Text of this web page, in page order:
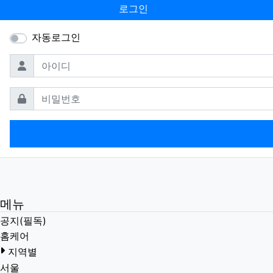
로그인
자동로그인
아이디
필수
비밀번호필수
메뉴
공지(필독)
홈케어
지역별
서울